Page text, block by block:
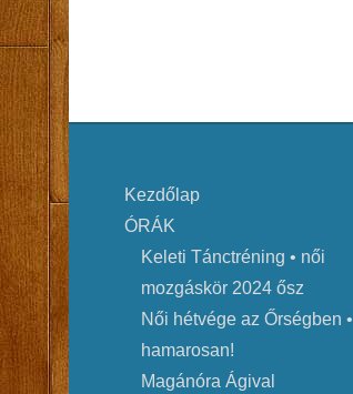
Kezdőlap
ÓRÁK
Keleti Tánctréning • női
mozgáskör 2024 ősz
Női hétvége az Őrségben •
hamarosan!
Magánóra Ágival